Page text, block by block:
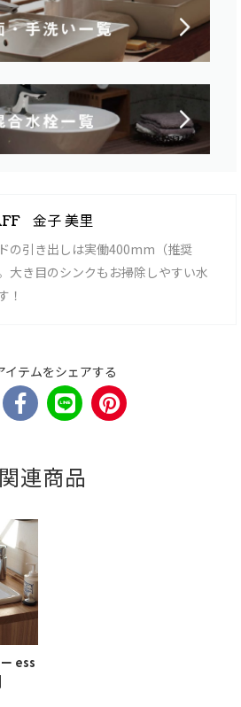
金子 美里
の引き出しは実働400mm（推奨
大き目のシンクもお掃除しやすい水
！
イテムをシェアする
関連商品
ess